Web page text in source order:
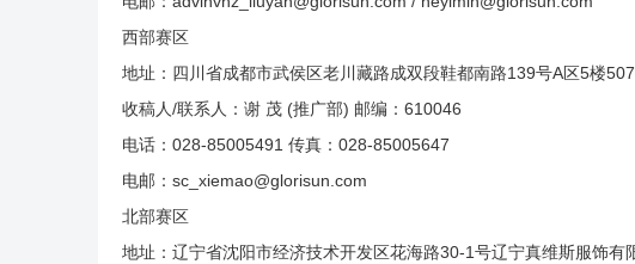
西部赛区
地址：四川省成都市武侯区老川藏路成双段鞋都南路139号A区5楼
收稿人/联系人：谢 茂 (推广部) 邮编：610046
电话：028-85005491 传真：028-85005647
电邮：sc_xiemao@glorisun.com
北部赛区
地址：辽宁省沈阳市经济技术开发区花海路30-1号辽宁真维斯服饰有